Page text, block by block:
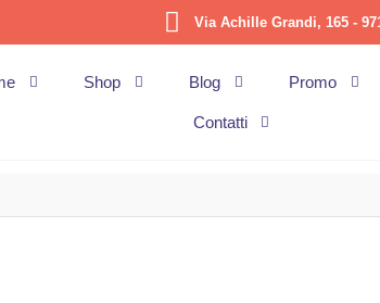
Via Achille Grandi, 165 -
Shop Blog Promo
Contatti